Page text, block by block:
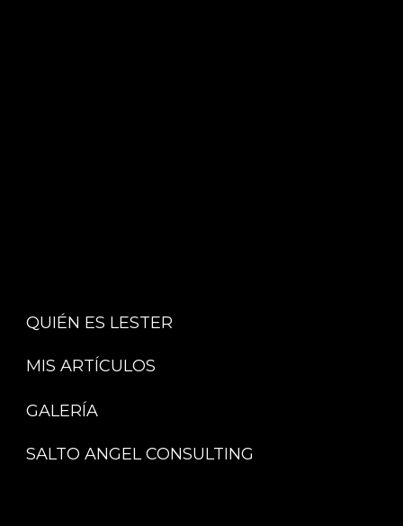
QUIÉN ES LESTER
MIS ARTÍCULOS
GALERÍA
SALTO ANGEL CONSULTING